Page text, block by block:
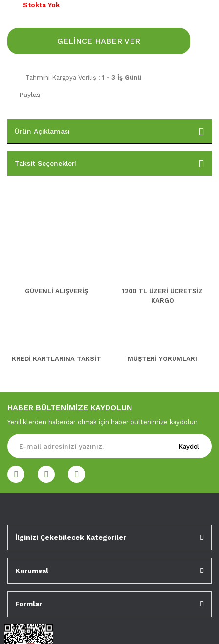
Stokta Yok
GELİNCE HABER VER
Tahmini Kargoya Veriliş : 1 - 3 İş Günü
Paylaş
Ürün Açıklaması
Taksit Seçenekleri
GÜVENLİ ALIŞVERİŞ
1200 TL ÜZERİ ÜCRETSİZ
KARGO
KREDİ KARTLARINA TAKSİT MÜŞTERİ YORUMLARI
HABER BÜLTENİMİZE KAYDOLUN
Yeniliklerden haberdar olmak için haber bültenimize kaydolun
Kaydol
İlginizi Çekebilecek Kategoriler
Kurumsal
Formlar